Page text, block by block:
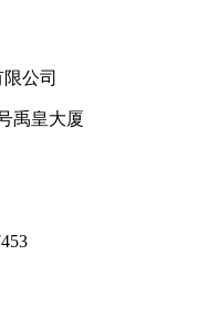
有限公司
禹皇大厦